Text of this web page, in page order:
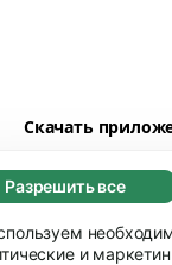
(65)
файлы
перемещаться
больше
Разрешить все
и
Скачать
Файлы cookies